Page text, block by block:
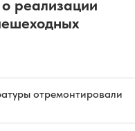
реализации
отремонтировали